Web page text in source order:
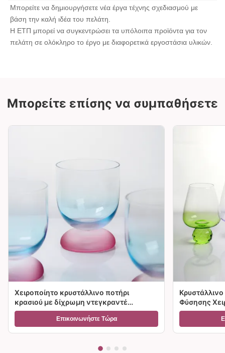
Μπορείτε να δημιουργήσετε νέα έργα τέχνης σχεδιασμού με
βάση την καλή ιδέα του πελάτη.
Η ΕΤΠ μπορεί να συγκεντρώσει τα υπόλοιπα προϊόντα για τον
πελάτη σε ολόκληρο το έργο με διαφορετικά εργοστάσια υλικών.
Μπορείτε επίσης να συμπαθήσετε
Χειροποίητο κρυστάλλινο ποτήρι
κρασιού με δίχρωμη ντεγκραντέ
παγωμένη βάση και χωρητικότητα
300ml για κρασί, κοκτέιλ και διακόσμηση
Επικοινωνήστε Τώρα
Φύσησης
Διαβάθμιση
Επιλογές